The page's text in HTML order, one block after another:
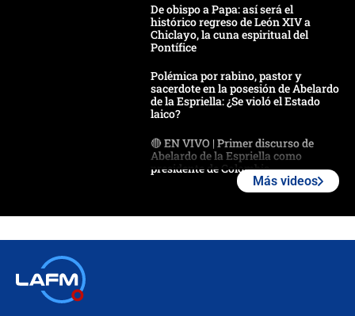
De obispo a Papa: así será el
histórico regreso de León XIV a
Chiclayo, la cuna espiritual del
Pontífice
Polémica por rabino, pastor y
sacerdote en la posesión de Abelardo
de la Espriella: ¿Se violó el Estado
laico?
🔴 EN VIVO | Primer discurso de
Abelardo de la Espriella como
presidente de Colombia
Más videos